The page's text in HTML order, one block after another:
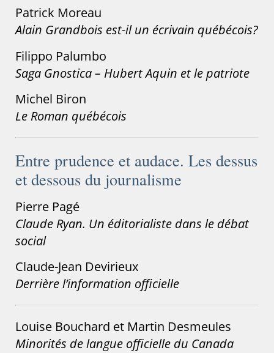
Patrick Moreau
Alain Grandbois est-il un écrivain québécois?
Filippo Palumbo
Saga Gnostica – Hubert Aquin et le patriote
Michel Biron
Le Roman québécois
Entre prudence et audace. Les dessus
et dessous du journalisme
Pierre Pagé
Claude Ryan. Un éditorialiste dans le débat
social
Claude-Jean Devirieux
Derrière l’information officielle
Louise Bouchard et Martin Desmeules
Minorités de langue officielle du Canada